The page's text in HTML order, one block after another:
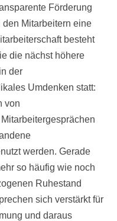
Förderung
Mitarbeitern eine
besteht
die nächst höhere
der
Umdenken statt:
von
werden. Gerade
so häufig wie noch
Ruhestand
sich verstärkt für
und daraus